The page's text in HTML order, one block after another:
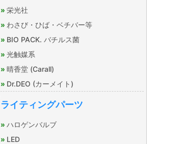
栄光社
わさび・ひば・ベチバー等
BIO PACK. バチルス菌
光触媒系
晴香堂 (Carall)
Dr.DEO (カーメイト)
ライティングパーツ
ハロゲンバルブ
LED